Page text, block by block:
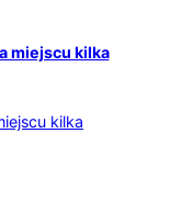
miejscu kilka